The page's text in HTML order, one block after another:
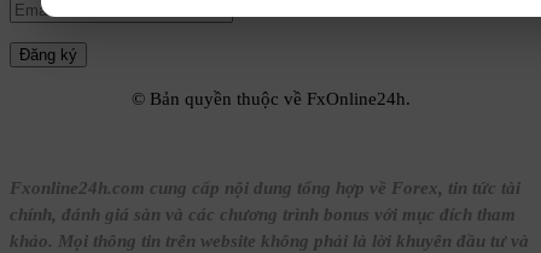
© Bản quyền thuộc về FxOnline24h.
Fxonline24h.com cung cấp nội dung tổng hợp về Forex, tin tức tài
chính, đánh giá sàn và các chương trình bonus với mục đích tham
khảo. Mọi thông tin trên website không phải là lời khuyên đầu tư và